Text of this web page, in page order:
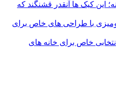
این کیک ها آنقدر قشنگند که
با طراحی های خاص برای
خاص برای خانه های